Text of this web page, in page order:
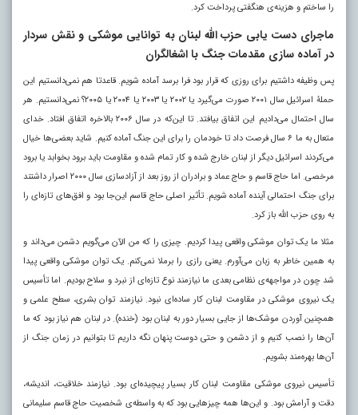
را ساختم و هزینه‌ی هنگفتی پرداخت کرد.
ماجرای دست یابی حزب الله لبنان به توانایی موشکی و نقش سردار
در آماده سازی مقدمات جنگ با اشغالگران
پس وظیفه داشتیم برای روزی که قرار بود فرا برسد آماده شویم. قاعدتا هم نمی‌دانستیم این
حملۀ اسرائیل سال ۲۰۰۱ صورت می‌گیرد یا ۲۰۰۲ یا ۲۰۰۳ یا ۲۰۰۴ یا ۲۰۰۵؟ نمی‌دانستیم. هر
سال احتمال می‌دادیم این اتفاق بیافتد. تا این‌که در سال ۲۰۰۶ بالاخره اتفاق افتاد. خدای
متعال به ما ۶ سال فرصت داد تا خودمان را برای این جنگ آماده کنیم. شاید بعضی‌ها خیال
می‌کردند اسرائیل دیگر از لبنان خارج شده و کار تمام شده و مقاومت باید برود بخوابد یا برود
مرخصی. اما حاج قاسم و حاج عماد و برادران از روز بعد از آزادسازی سال ۲۰۰۰ اصرار داشتند
برای جنگ احتمالی آینده آماده شویم. تأثیر اصلی حاج قاسم این‌جا بود و افق‌های تازه‌ای را
به روی حزب الله باز کرد.
مثلا ما یک توان موشکی واقعی پیدا کردیم. چیزی را که من الآن می‌گویم دشمن می‌داند و
به همین خاطر به زبان می‌آورم. یعنی رازی را برملا نمی‌کنم. یک توان موشکی واقعی پیدا
شد چون در مواجهه‌ی نظامی بعدی ما نیازمند نوع تازه‌ای از نبرد و سلاح بودیم. اما تأسیس
یک نیروی موشکی در مقاومت لبنان کار ساده‌ای نبود. نیازمند توان بشری، سطح علمی و
همچنین آوردن موشک‌ها از جایی بسیار دور به لبنان بود (خنده). در لبنان هم نیاز بود که ما
آن‌ها را نصب کنیم و از دشمن و حتی دوست پنهان نگه داریم تا بتوانیم در زمان جنگ از
آن‌ها بهره‌مند بشویم.
تأسیس نیروی موشکی مقاومت لبنان کار بسیار پیچیده‌ای بود. نیازمند خلاقیت، اندیشه،
دقت و آرامش بود. و این‌ها همه چیزهایی بود که به واسطه‌ی شخصیت حاج قاسم سلیمانی